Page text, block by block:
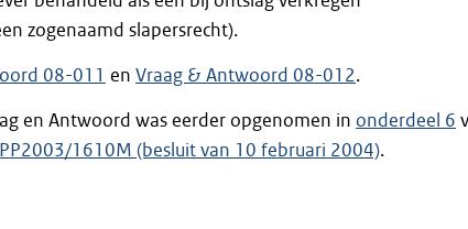
zogenaamd slapersrecht).
08-011 en Vraag & Antwoord 08-012.
en Antwoord was eerder opgenomen in onderdeel 6
1610M (besluit van 10 februari 2004).